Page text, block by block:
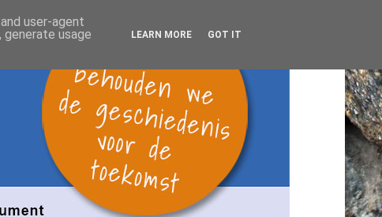
user-agent
usage
LEARN MORE GOT IT